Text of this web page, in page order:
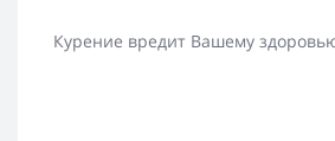
Курение вредит Вашему